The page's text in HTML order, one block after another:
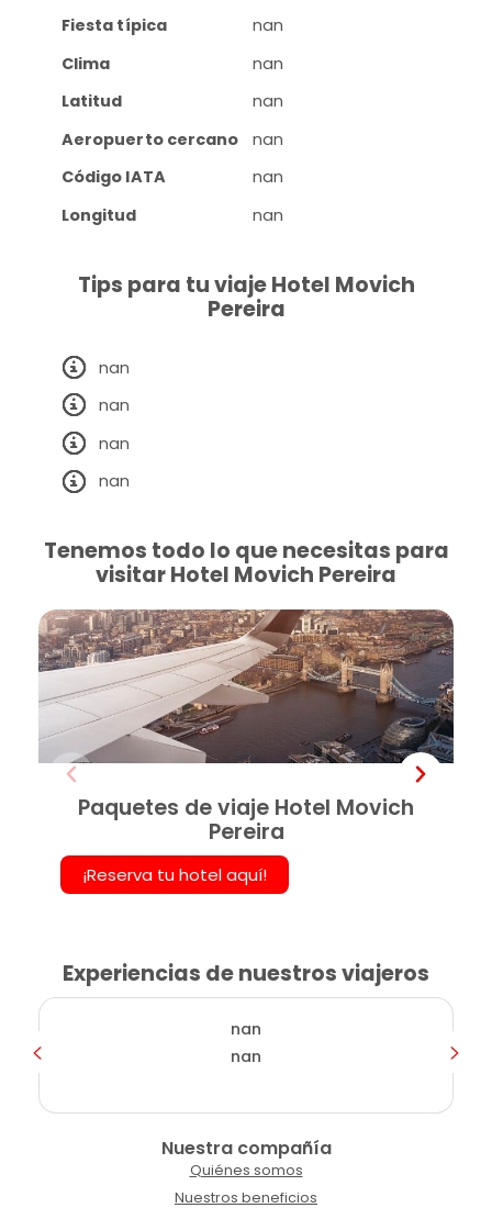
Fiesta típica
nan
Clima
nan
Latitud
nan
Aeropuerto cercano
nan
Código IATA
nan
Longitud
nan
Tips para tu viaje Hotel Movich
Pereira
nan
nan
nan
nan
Tenemos todo lo que necesitas para
visitar Hotel Movich Pereira
Paquetes de viaje Hotel Movich
Pereira
¡Reserva tu hotel aquí!
Experiencias de nuestros viajeros
nan
nan
Nuestra compañía
Quiénes somos
Nuestros beneficios